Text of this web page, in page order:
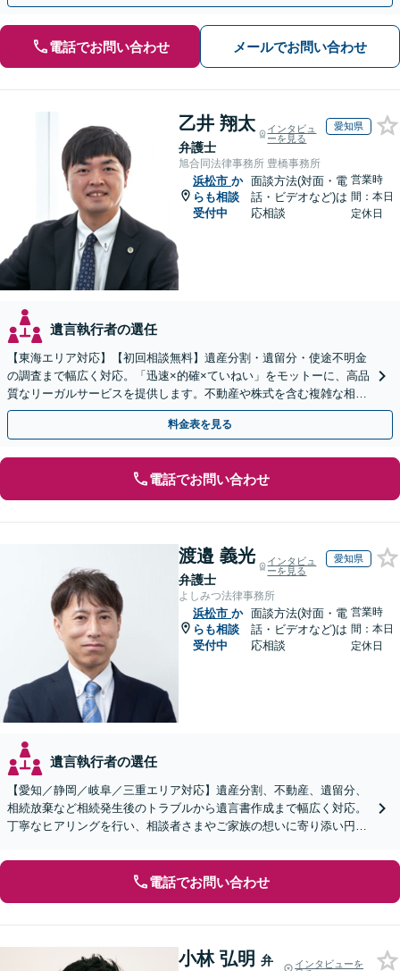
電話でお問い合わせ メールでお問い合わせ
乙井 翔太
弁護士
インタビュ
ーを見る
愛知県
旭合同法律事務所 豊橋事務所
浜松市 か
らも相談
受付中
面談方法(対面・電
話・ビデオなど)は
応相談
営業時
間：本日
定休日
遺言執行者の選任
【東海エリア対応】【初回相談無料】遺産分割・遺留分・使途不明金
の調査まで幅広く対応。「迅速×的確×ていねい」をモットーに、高品
質なリーガルサービスを提供します。不動産や株式を含む複雑な相続
もお任せください【休日・夜間対応OK】
料金表を見る
電話でお問い合わせ
渡邉 義光
弁護士
インタビュ
ーを見る
愛知県
よしみつ法律事務所
浜松市 か
らも相談
受付中
面談方法(対面・電
話・ビデオなど)は
応相談
営業時
間：本日
定休日
遺言執行者の選任
【愛知／静岡／岐阜／三重エリア対応】遺産分割、不動産、遺留分、
相続放棄など相続発生後のトラブルから遺言書作成まで幅広く対応。
丁寧なヒアリングを行い、相談者さまやご家族の想いに寄り添い円滑
電話でお問い合わせ
小林 弘明 弁
インタビューを